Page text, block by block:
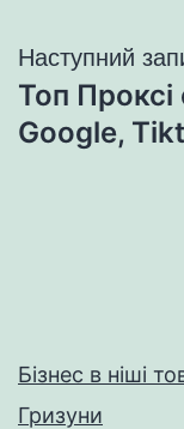
Наступний
Топ Проксі
Google,
Бізнес в ніші
Гризуни